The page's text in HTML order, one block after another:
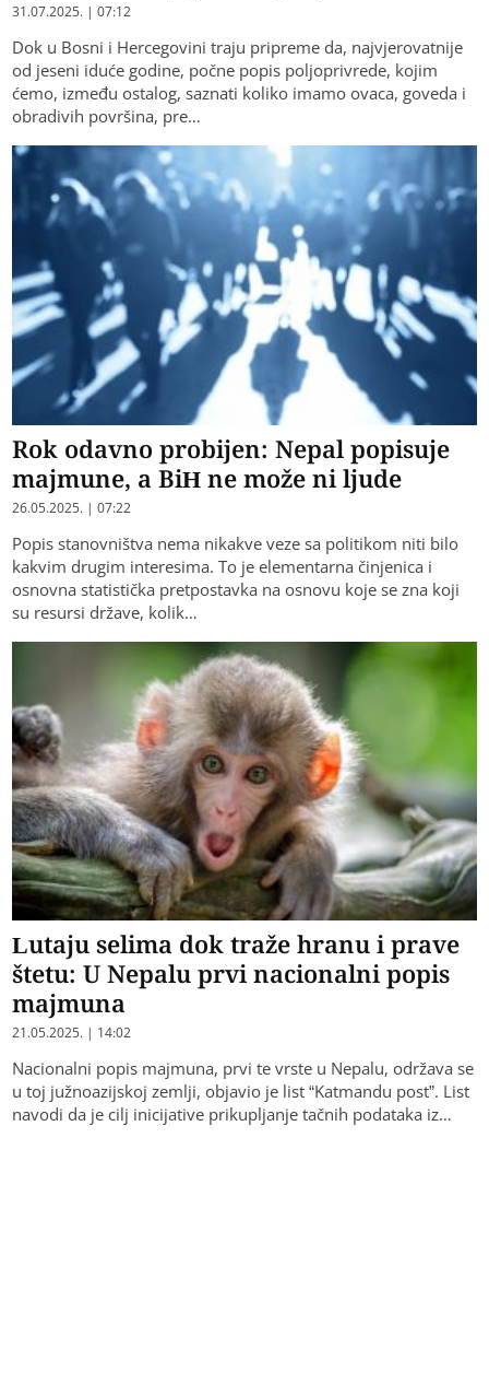
31.07.2025. | 07:12
Dok u Bosni i Hercegovini traju pripreme da, najvjerovatnije
od jeseni iduće godine, počne popis poljoprivrede, kojim
ćemo, između ostalog, saznati koliko imamo ovaca, goveda i
obradivih površina, pre…
Rok odavno probijen: Nepal popisuje
majmune, a BiH ne može ni ljude
26.05.2025. | 07:22
Popis stanovništva nema nikakve veze sa politikom niti bilo
kakvim drugim interesima. To je elementarna činjenica i
osnovna statistička pretpostavka na osnovu koje se zna koji
su resursi države, kolik…
Lutaju selima dok traže hranu i prave
štetu: U Nepalu prvi nacionalni popis
majmuna
21.05.2025. | 14:02
Nacionalni popis majmuna, prvi te vrste u Nepalu, održava se
u toj južnoazijskoj zemlji, objavio je list “Katmandu post”. List
navodi da je cilj inicijative prikupljanje tačnih podataka iz…